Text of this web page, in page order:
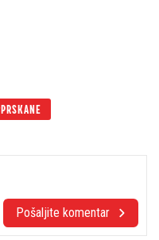
PRSKANE
Pošaljite komentar